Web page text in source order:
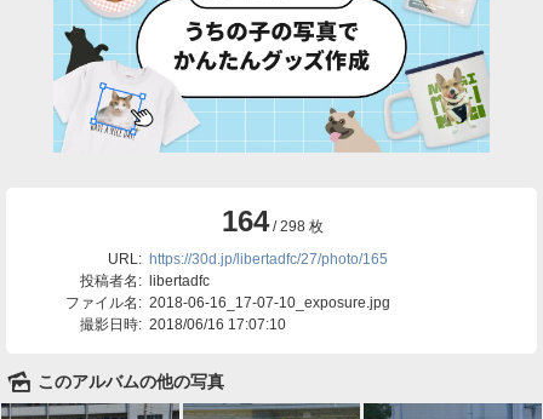
164/ 298 枚
URL: https://30d.jp/libertadfc/27/photo/165
投稿者名: libertadfc
ファイル名: 2018-06-16_17-07-10_exposure.jpg
撮影日時: 2018/06/16 17:07:10
🌄 このアルバムの他の写真